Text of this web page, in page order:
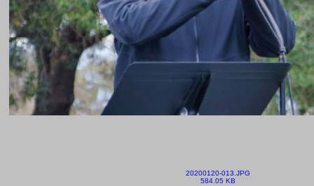
20200120-013.JPG
584.05 KB